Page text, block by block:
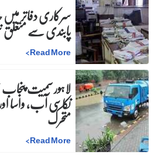
سرکاری دفاتر
پابندی سے
Read More
>
لاہور سمیت
نکاسی آب، واسا
متحرک
Read More
>